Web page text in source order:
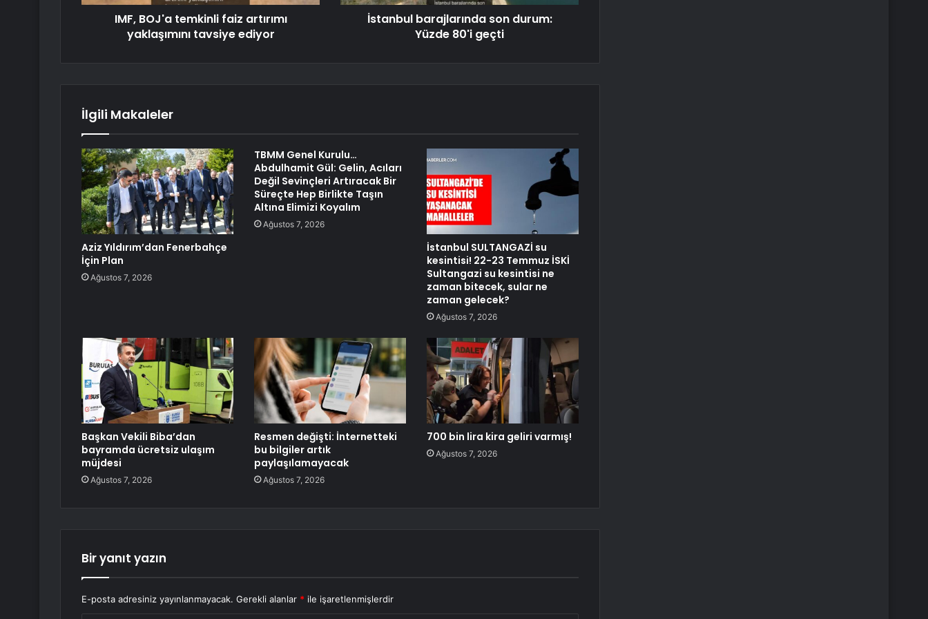
IMF, BOJ'a temkinli faiz artırımı
yaklaşımını tavsiye ediyor
İstanbul barajlarında son durum:
Yüzde 80'i geçti
İlgili Makaleler
Aziz Yıldırım’dan Fenerbahçe
İçin Plan
Ağustos 7, 2026
TBMM Genel Kurulu…
Abdulhamit Gül: Gelin, Acıları
Değil Sevinçleri Artıracak Bir
Süreçte Hep Birlikte Taşın
Altına Elimizi Koyalım
Ağustos 7, 2026
İstanbul SULTANGAZİ su
kesintisi! 22-23 Temmuz İSKİ
Sultangazi su kesintisi ne
zaman bitecek, sular ne
zaman gelecek?
Ağustos 7, 2026
Başkan Vekili Biba’dan
bayramda ücretsiz ulaşım
müjdesi
Ağustos 7, 2026
Resmen değişti: İnternetteki
bu bilgiler artık
paylaşılamayacak
Ağustos 7, 2026
700 bin lira kira geliri varmış!
Ağustos 7, 2026
Bir yanıt yazın
E-posta adresiniz yayınlanmayacak. Gerekli alanlar * ile işaretlenmişlerdir